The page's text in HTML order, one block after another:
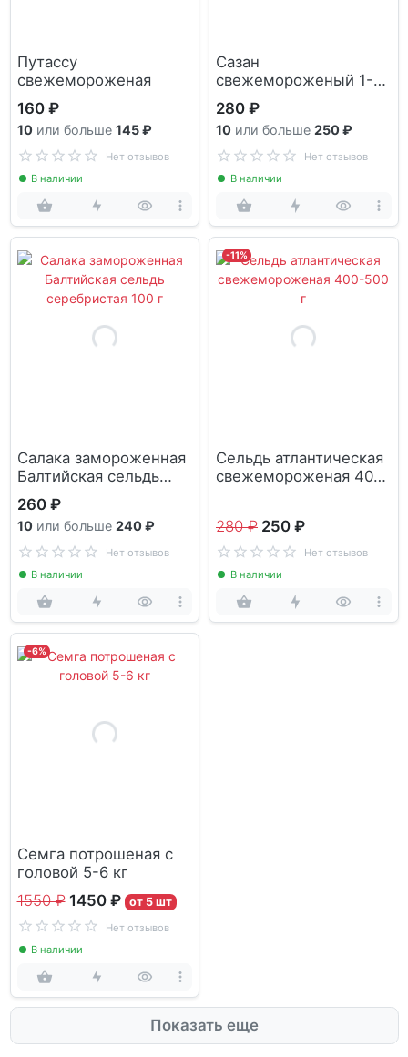
Путассу
свежемороженая
160 ₽
10или больше 145 ₽
Нет отзывов
В наличии
Сазан
свежемороженый 1-2
кг
280 ₽
10 или больше 250 ₽
Нет отзывов
В наличии
Салака замороженная
Балтийская сельдь
серебристая 100 г
260 ₽
10или больше 240 ₽
Нет отзывов
В наличии
-11%
Сельдь атлантическая
свежемороженая 400-
280 ₽ 250 ₽
Нет отзывов
В наличии
-6%
Семга потрошеная с
головой 5-6 кг
1550 ₽ 1450 ₽ от 5 шт
Нет отзывов
В наличии
Показать еще